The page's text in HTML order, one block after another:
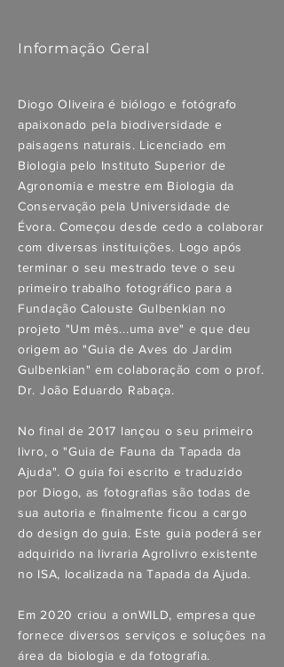
Informação Geral
Diogo Oliveira é biólogo e fotógrafo
apaixonado pela biodiversidade e
paisagens naturais. Licenciado em
Biologia pelo Instituto Superior de
Agronomia e mestre em Biologia da
Conservação pela Universidade de
Évora. Começou desde cedo a colaborar
com diversas instituições. Logo após
terminar o seu mestrado teve o seu
primeiro trabalho fotográfico para a
Fundação Calouste Gulbenkian no
projeto "Um mês...uma ave" e que deu
origem ao "Guia de Aves do Jardim
Gulbenkian" em colaboração com o prof.
Dr. João Eduardo Rabaça.
No final de 2017 lançou o seu primeiro
livro, o "Guia de Fauna da Tapada da
Ajuda". O guia foi escrito e traduzido
por Diogo, as fotografias são todas de
sua autoria e finalmente ficou a cargo
do design do guia. Este guia poderá ser
adquirido na livraria Agrolivro existente
no ISA, localizada na Tapada da Ajuda.
Em 2020 criou a onWILD, empresa que
fornece diversos serviços e soluções na
área da biologia e da fotografia.